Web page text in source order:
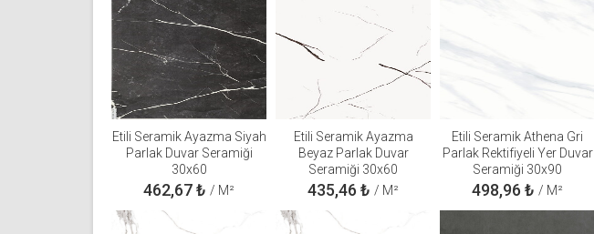
Etili Seramik Ayazma Siyah
Parlak Duvar Seramiği
30x60
462,67₺ / M²
Etili Seramik Ayazma
Beyaz Parlak Duvar
Seramiği 30x60
435,46 ₺ / M²
Etili Seramik Athena Gri
Parlak Rektifiyeli Yer Duvar
Seramiği 30x90
498,96 ₺ / M²